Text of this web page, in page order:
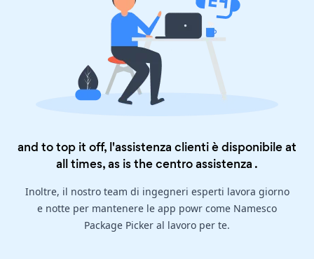
and to top it off, l'assistenza clienti è disponibile at
all times, as is thecentro assistenza .
Inoltre, il nostro team di ingegneri esperti lavora giorno
e notte per mantenere le app powr come Namesco
Package Picker al lavoro per te.